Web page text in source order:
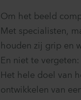
Om het beeld
Met specialisten,
houden zij grip en
En niet te
Het hele doel van
ontwikkelen van